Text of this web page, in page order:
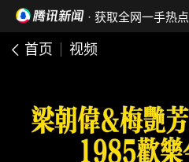
· 获取全网一手热点
首页 视频